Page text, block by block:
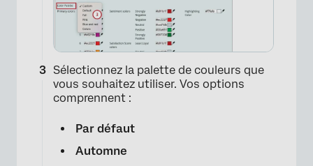
Sélectionnez la palette de couleurs que
vous souhaitez utiliser. Vos options
comprennent :
Par défaut
Automne